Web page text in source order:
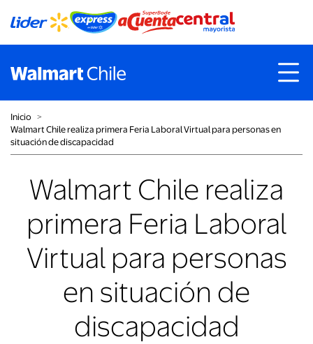
Inicio ˃
Walmart Chile realiza primera Feria Laboral Virtual para personas en
situación de discapacidad
Walmart Chile realiza
primera Feria Laboral
Virtual para personas
en situación de
discapacidad